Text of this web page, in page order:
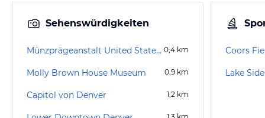
Sehenswürdigkeiten
Münzprägeanstalt United States Mint 0,4 km
Molly Brown House Museum 0,9 km
Capitol von Denver 1,2 km
Coors
Lake